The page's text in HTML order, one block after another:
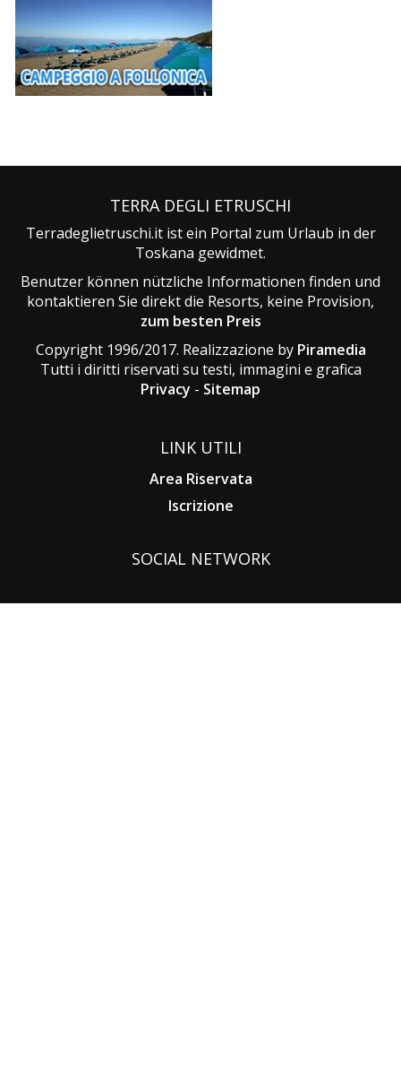
TERRA DEGLI ETRUSCHI
Terradeglietruschi.it ist ein Portal zum Urlaub in der
Toskana gewidmet.
Benutzer können nützliche Informationen finden und
kontaktieren Sie direkt die Resorts, keine Provision,
zum besten Preis
Copyright 1996/2017. Realizzazione by Piramedia
Tutti i diritti riservati su testi, immagini e grafica
Privacy - Sitemap
LINK UTILI
Area Riservata
Iscrizione
SOCIAL NETWORK